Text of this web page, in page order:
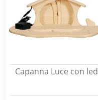
Capanna Luce con led